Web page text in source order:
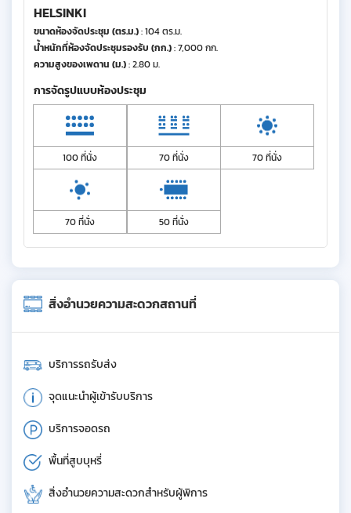
HELSINKI
ขนาดห้องจัดประชุม (ตร.ม.): 104 ตร.ม.
น้ำหนักที่ห้องจัดประชุมรองรับ (กก.): 7,000 กก.
ความสูงของเพดาน (ม.): 2.80 ม.
การจัดรูปแบบห้องประชุม
100 ที่นั่ง 70 ที่นั่ง 70 ที่นั่ง
70 ที่นั่ง 50 ที่นั่ง
สิ่งอำนวยความสะดวกสถานที่
บริการรถรับส่ง
จุดแนะนำผู้เข้ารับบริการ
บริการจอดรถ
พื้นที่สูบบุหรี่
สิ่งอำนวยความสะดวกสำหรับผู้พิการ